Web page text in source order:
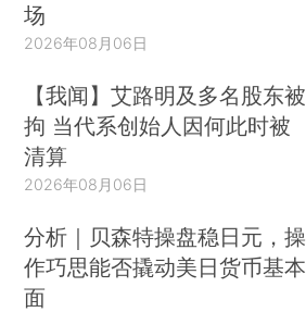
场
2026年08月06日
【我闻】艾路明及多名股东被
拘 当代系创始人因何此时被
清算
2026年08月06日
分析｜贝森特操盘稳日元，操
作巧思能否撬动美日货币基本
面